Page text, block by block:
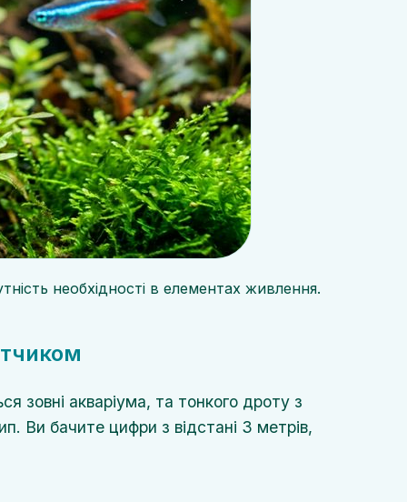
необхідності в елементах живлення.
зовні акваріума, та тонкого дроту з
Ви бачите цифри з відстані 3 метрів,